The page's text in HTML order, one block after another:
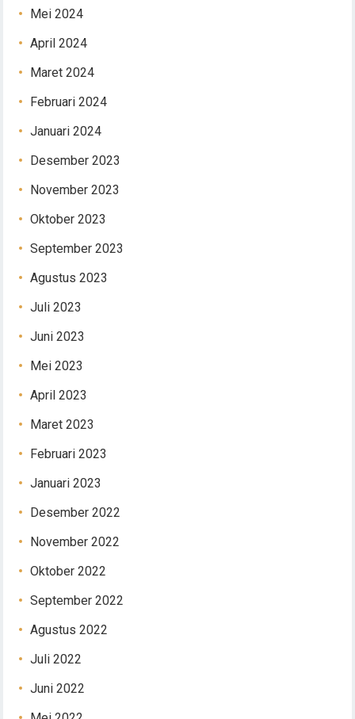
Mei 2024
April 2024
Maret 2024
Februari 2024
Januari 2024
Desember 2023
November 2023
Oktober 2023
September 2023
Agustus 2023
Juli 2023
Juni 2023
Mei 2023
April 2023
Maret 2023
Februari 2023
Januari 2023
Desember 2022
November 2022
Oktober 2022
September 2022
Agustus 2022
Juli 2022
Juni 2022